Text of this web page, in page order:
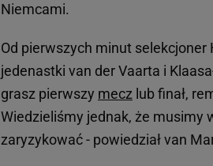
Niemcami.
Od pierwszych minut
jedenastki van der Vaarta i
grasz pierwszy mecz lub finał,
Wiedzieliśmy jednak, że musimy
zaryzykować - powiedział van